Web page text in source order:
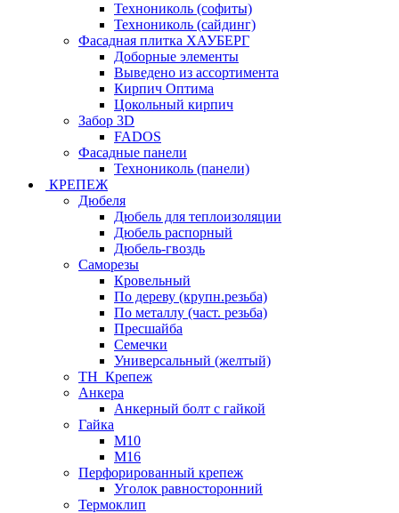
Технониколь (софиты)
Технониколь (сайдинг)
Фасадная плитка ХАУБЕРГ
Доборные элементы
Выведено из ассортимента
Кирпич Оптима
Цокольный кирпич
Забор 3D
FADOS
Фасадные панели
Технониколь (панели)
КРЕПЕЖ
Дюбеля
Дюбель для теплоизоляции
Дюбель распорный
Дюбель-гвоздь
Саморезы
Кровельный
По дереву (крупн.резьба)
По металлу (част. резьба)
Пресшайба
Семечки
Универсальный (желтый)
ТН_Крепеж
Анкера
Анкерный болт с гайкой
Гайка
М10
М16
Перфорированный крепеж
Уголок равносторонний
Термоклип